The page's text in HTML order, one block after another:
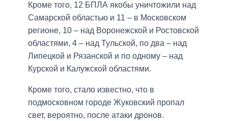
Кроме того, 12 БПЛА якобы уничтожили над
Самарской областью и 11 – в Московском
регионе, 10 – над Воронежской и Ростовской
областями, 4 – над Тульской, по два – над
Липецкой и Рязанской и по одному – над
Курской и Калужской областями.
Кроме того, стало известно, что в
подмосковном городе Жуковский пропал
свет, вероятно, после атаки дронов.